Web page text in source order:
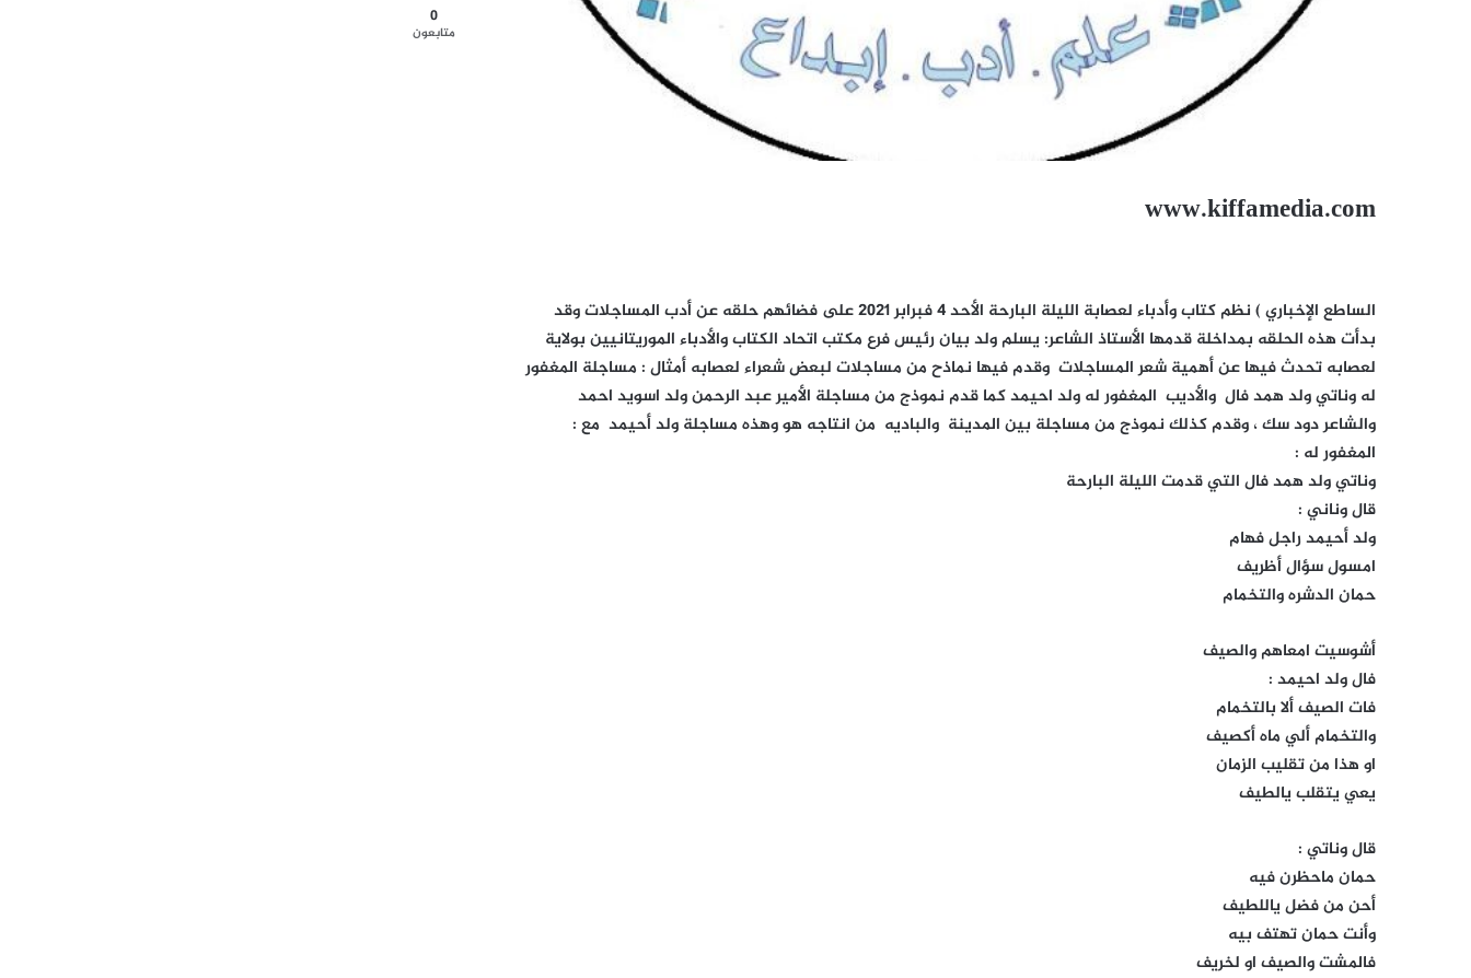
www.kiffamedia.com
الساطع الإخباري ) نظم كتاب وأدباء لعصابة الليلة البارحة الأحد 4 فبرابر 2021 على فضائهم حلقه عن أدب المساجلات وقد
بدأت هذه الحلقه بمداخلة قدمها الأستاذ الشاعر: يسلم ولد بيان رئيس فرع مكتب اتحاد الكتاب والأدباء الموريتانيين بولاية
لعصابه تحدث فيها عن أهمية شعر المساجلات وقدم فيها نماذح من مساجلات لبعض شعراء لعصابه أمثال : مساجلة المغفور
له وناتي ولد همد فال والأديب المغفور له ولد احيمد كما قدم نموذج من مساجلة الأمير عبد الرحمن ولد اسويد احمد
والشاعر دود سك ، وقدم كذلك نموذج من مساجلة بين المدينة والباديه من انتاجه هو وهذه مساجلة ولد أحيمد مع :
المغفور له :
وناتي ولد همد فال التي قدمت الليلة البارحة
قال وناني :
ولد أحيمد راجل فهام
امسول سؤال أظريف
حمان الدشره والتخمام
أشوسيت امعاهم والصيف
فال ولد احيمد :
فات الصيف ألا بالتخمام
والتخمام ألي ماه أكصيف
او هذا من تقليب الزمان
يعي يتقلب يالطيف
قال وناتي :
حمان ماحظرن فيه
أحن من فضل ياللطيف
وأنت حمان تهتف بيه
فالمشت والصيف او لخريف
0
متابعون